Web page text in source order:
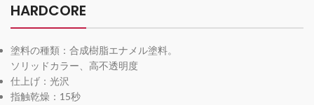
HARDCORE
塗料の種類：合成樹脂エナメル塗料。
ソリッドカラー、高不透明度
仕上げ：光沢
指触乾燥：15秒